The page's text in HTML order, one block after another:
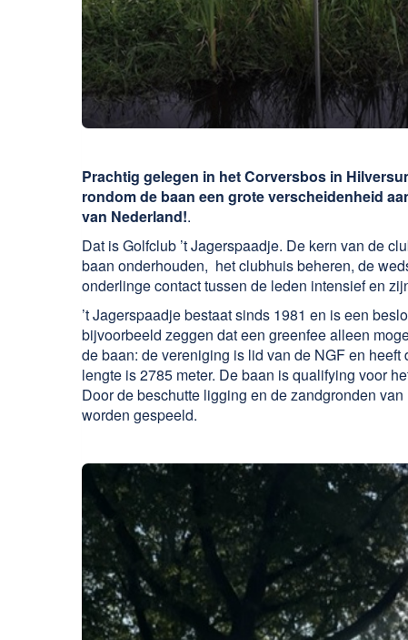
Prachtig gelegen in het Corversbos in
rondom de baan een grote verscheidenheid
van Nederland!.
Dat is Golfclub ’t Jagerspaadje. De kern van de
baan onderhouden, het clubhuis beheren, de
onderlinge contact tussen de leden intensief en
’t Jagerspaadje bestaat sinds 1981 en is een
bijvoorbeeld zeggen dat een greenfee alleen
de baan: de vereniging is lid van de NGF en
lengte is 2785 meter. De baan is qualifying voor
Door de beschutte ligging en de zandgronden
worden gespeeld.